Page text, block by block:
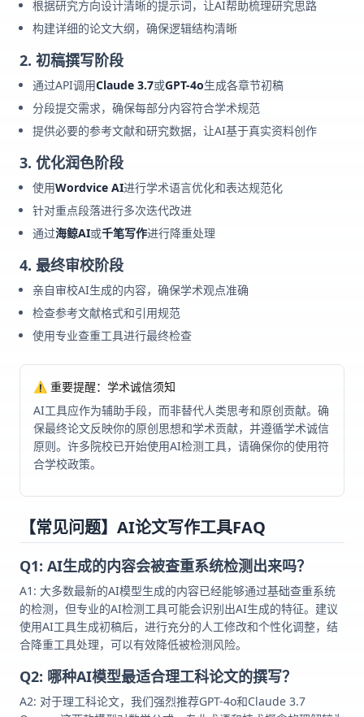
根据研究方向设计清晰的提示词，让AI帮助梳理研究思路
构建详细的论文大纲，确保逻辑结构清晰
2. 初稿撰写阶段
通过API调用Claude 3.7或GPT-4o生成各章节初稿
分段提交需求，确保每部分内容符合学术规范
提供必要的参考文献和研究数据，让AI基于真实资料创作
3. 优化润色阶段
使用Wordvice AI进行学术语言优化和表达规范化
针对重点段落进行多次迭代改进
通过海鲸AI或千笔写作进行降重处理
4. 最终审校阶段
亲自审校AI生成的内容，确保学术观点准确
检查参考文献格式和引用规范
使用专业查重工具进行最终检查
⚠️ 重要提醒：学术诚信须知
AI工具应作为辅助手段，而非替代人类思考和原创贡献。确
保最终论文反映你的原创思想和学术贡献，并遵循学术诚信
原则。许多院校已开始使用AI检测工具，请确保你的使用符
合学校政策。
【常见问题】AI论文写作工具FAQ
Q1: AI生成的内容会被查重系统检测出来吗？
A1: 大多数最新的AI模型生成的内容已经能够通过基础查重系统
的检测，但专业的AI检测工具可能会识别出AI生成的特征。建议
使用AI工具生成初稿后，进行充分的人工修改和个性化调整，结
合降重工具处理，可以有效降低被检测风险。
Q2: 哪种AI模型最适合理工科论文的撰写？
A2: 对于理工科论文，我们强烈推荐GPT-4o和Claude 3.7